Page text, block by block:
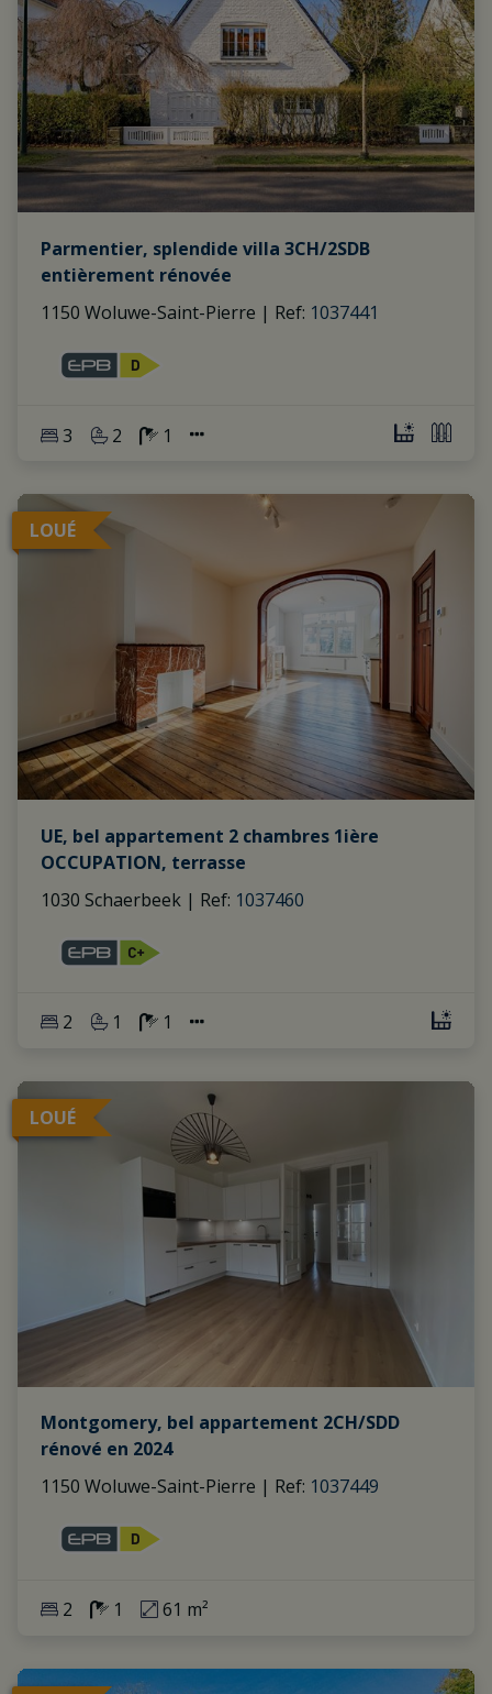
Parmentier, splendide villa 3CH/2SDB
entièrement rénovée
1150 Woluwe-Saint-Pierre | Ref: 1037441
3 2 1
LOUÉ
UE, bel appartement 2 chambres 1ière
OCCUPATION, terrasse
1030 Schaerbeek | Ref: 1037460
2 1 1
LOUÉ
Montgomery, bel appartement 2CH/SDD
rénové en 2024
1150 Woluwe-Saint-Pierre | Ref: 1037449
2 1 61 m²